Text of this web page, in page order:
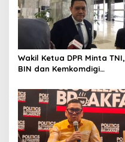
Wakil Ketua DPR Minta TNI,
BIN dan Kemkomdigi
Tangkal Disinformasi